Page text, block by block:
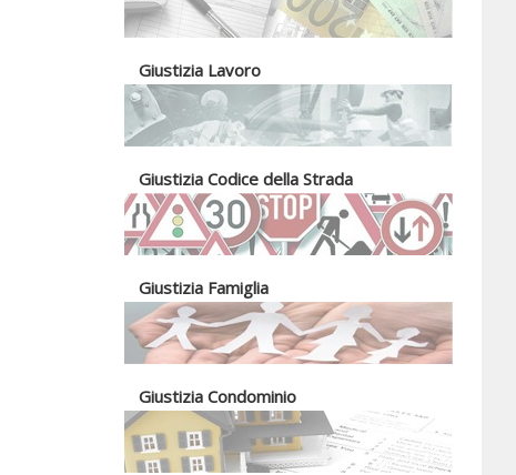
Giustizia Lavoro
Giustizia Codice della Strada
Giustizia Famiglia
Giustizia Condominio